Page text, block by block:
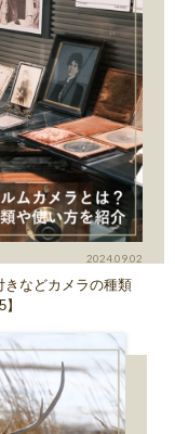
2024.09.02
きなどカメラの種類